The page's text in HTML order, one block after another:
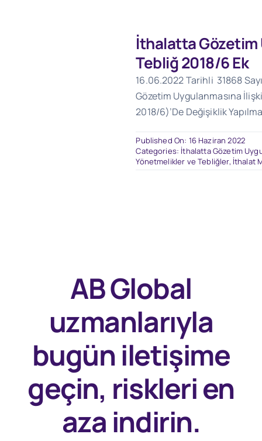
İthalatta Gözetim
Tebliğ 2018/6 Ek
16.06.2022 Tarihli 31868
Gözetim Uygulanmasına
2018/6)’De Değişiklik
Published On: 16 Haziran 2022
Categories: İthalatta Gözetim
Yönetmelikler ve Tebliğler, İthalat
AB Global
uzmanlarıyla
bugüniletişime
geçin, riskleri en
aza indirin.